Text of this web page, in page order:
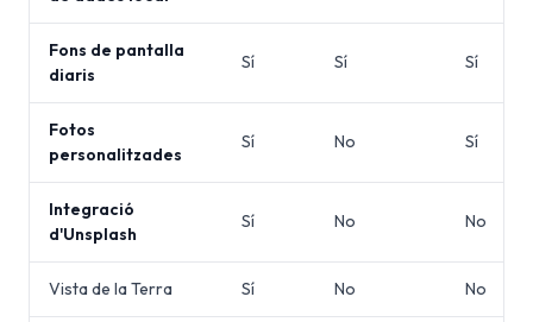
Fons de pantalla
diaris
Sí Sí Sí
Fotos
personalitzades
Sí No Sí
Integració
d'Unsplash
Sí No No
Vista de la Terra Sí No No